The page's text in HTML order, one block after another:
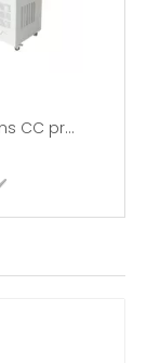
Alimentations CC programmables-EMAX